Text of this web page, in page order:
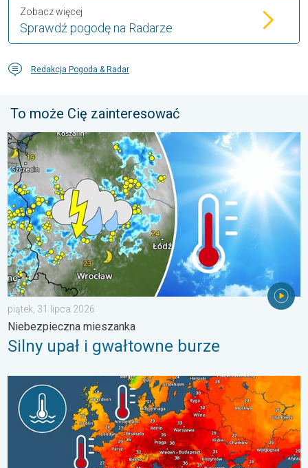
Sprawdź pogodę na Radarze
Zobacz więcej
Redakcja Pogoda & Radar
To może Cię zainteresować
Silny upał i gwałtowne burze. Niebezpieczna mieszanka. . .
piątek, 31 lipca 2026
Niebezpieczna mieszanka
Silny upał i gwałtowne burze
Europejskie morza są nadzwyczaj ciepłe. Do blisko 30